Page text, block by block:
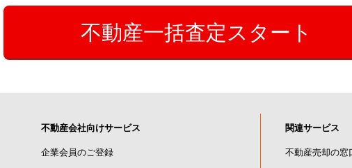
不動産一括査定スタート
不動産会社向けサービス
企業会員のご登録
関連サービス
不動産売却の窓